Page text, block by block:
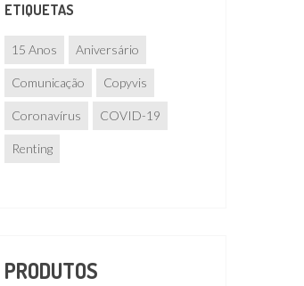
ETIQUETAS
15 Anos Aniversário
Comunicação Copyvis
Coronavírus COVID-19
Renting
PRODUTOS